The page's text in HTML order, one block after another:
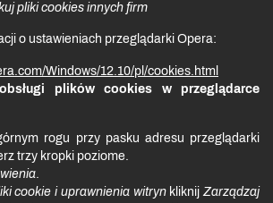
pliki cookies innych firm
o ustawieniach przeglądarki Opera:
Windows/12.10/pl/cookies.html
obsługi plików cookies w przeglądarce
rogu przy pasku adresu przeglądarki
trzy kropki poziome.
.
cookie i uprawnienia witrynkliknijZarządzaj